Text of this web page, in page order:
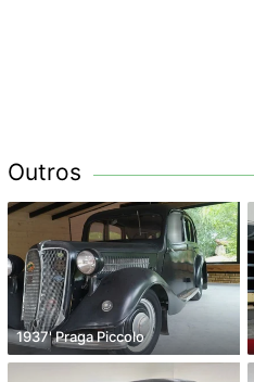
Outros
1937' Praga Piccolo